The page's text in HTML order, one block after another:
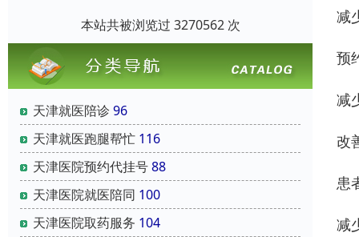
本站共被浏览过 3270562 次
天津就医陪诊96
天津就医跑腿帮忙 116
天津医院预约代挂号88
天津医院就医陪同 100
天津医院取药服务 104
减
预
减
改
患
减